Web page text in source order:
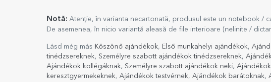
Notă: Atenție, în varianta necartonată, produsul este un notebook /
De asemenea, în nicio variantă aleasă de file interioare (nelinite /
Lásd még más Köszönő ajándékok, Első munkahelyi ajándékok,
tinédzsereknek, Személyre szabott ajándékok tinédzsereknek,
Ajándékok kollégáknak, Személyre szabott ajándékok neki,
keresztgyermekeknek, Ajándékok testvérnek, Ajándékok barátoknak,